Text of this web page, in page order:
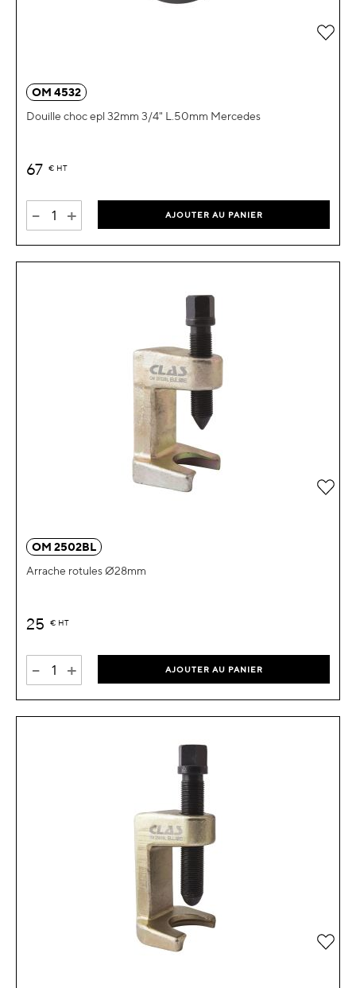
OM 4532
Douille choc epl 32mm 3/4" L.50mm Mercedes
67 € HT
- + AJOUTER AU PANIER
OM 2502BL
Arrache rotules Ø28mm
25 € HT
- + AJOUTER AU PANIER